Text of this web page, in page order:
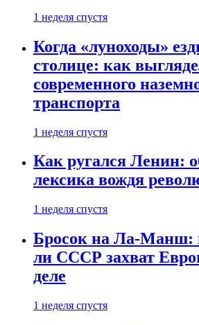
1 неделя спустя
Когда «луноходы»
столице: как
современного
транспорта
1 неделя спустя
Как ругался Ленин:
лексика вождя
1 неделя спустя
Бросок на Ла-Манш:
ли СССР захват
деле
1 неделя спустя